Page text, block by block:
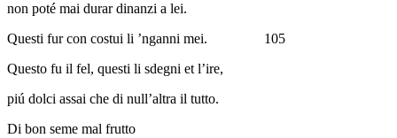
non poté mai durar dinanzi a lei.
Questi fur con costui li ’nganni mei. 105
Questo fu il fel, questi li sdegni et l’ire,
piú dolci assai che di null’altra il tutto.
Di bon seme mal frutto